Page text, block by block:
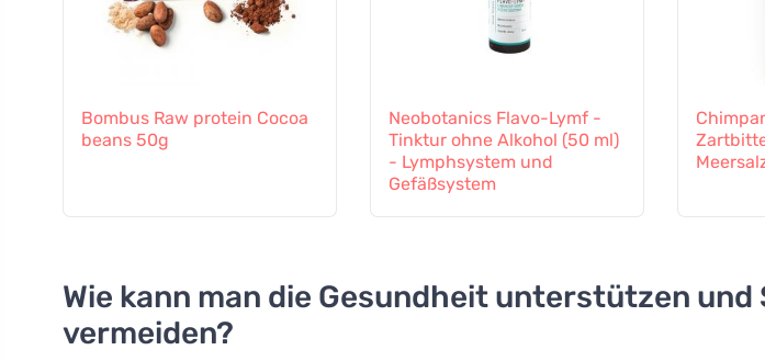
Bombus Raw protein Cocoa
beans 50g
Neobotanics Flavo-Lymf -
Tinktur ohne Alkohol (50 ml)
- Lymphsystem und
Gefäßsystem
Wie kann man die Gesundheit unterstützen und
vermeiden?